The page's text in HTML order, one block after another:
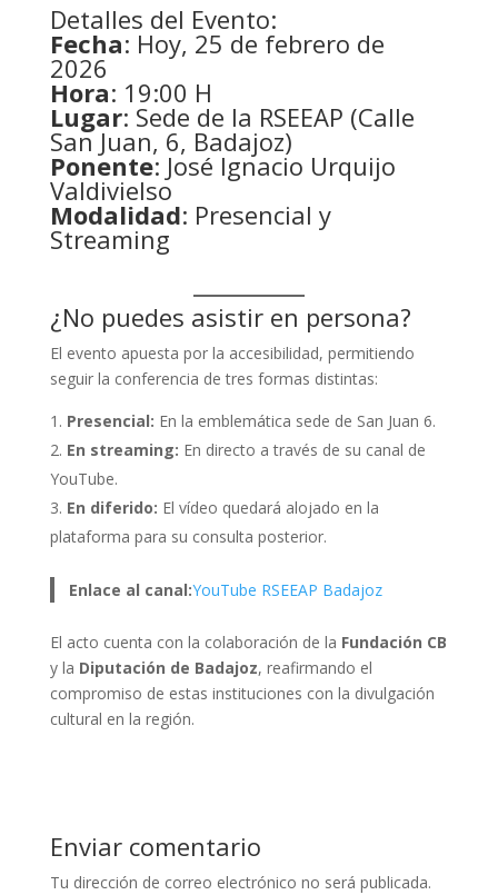
Detalles del Evento:
Fecha: Hoy, 25 de febrero de
2026
Hora: 19:00 H
Lugar: Sede de la RSEEAP (Calle
San Juan, 6, Badajoz)
Ponente: José Ignacio Urquijo
Valdivielso
Modalidad: Presencial y
Streaming
¿No puedes asistir en persona?
El evento apuesta por la accesibilidad, permitiendo
seguir la conferencia de tres formas distintas:
Presencial: En la emblemática sede de San Juan 6.
En streaming: En directo a través de su canal de
YouTube.
En diferido: El vídeo quedará alojado en la
plataforma para su consulta posterior.
Enlace al canal:YouTube RSEEAP Badajoz
El acto cuenta con la colaboración de la Fundación CB
y la Diputación de Badajoz, reafirmando el
compromiso de estas instituciones con la divulgación
cultural en la región.
Enviar comentario
Tu dirección de correo electrónico no será publicada.